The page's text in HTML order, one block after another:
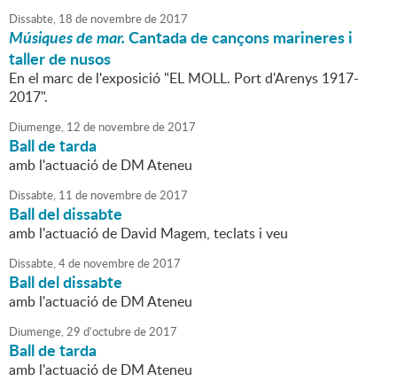
Dissabte, 18 de novembrede2017
Músiques de mar.Cantada de cançons marineres i
taller de nusos
En el marc de l'exposició "EL MOLL. Port d'Arenys 1917-
2017".
Diumenge, 12 de novembrede2017
Ball de tarda
amb l'actuació de DM Ateneu
Dissabte, 11 de novembrede2017
Ball del dissabte
amb l'actuació de David Magem, teclats i veu
Dissabte,4de novembrede2017
Ball del dissabte
amb l'actuació de DM Ateneu
Diumenge,29 d'octubrede2017
Ball de tarda
amb l'actuació de DM Ateneu